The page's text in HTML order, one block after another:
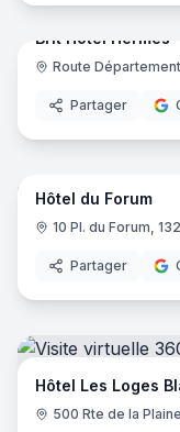
Brit Hotel Hermes
Partager
Hôtel du Forum
10 Pl. du Forum,
Partager
Hôtel Les Loges
500 Rte de la